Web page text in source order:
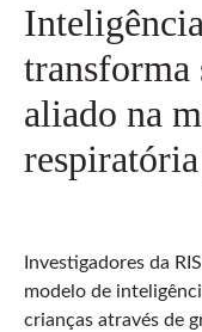
transforma
aliado na
Investigadores da
modelo de
crianças através de